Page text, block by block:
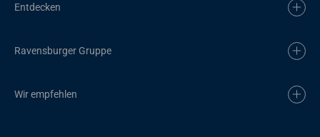
Entdecken
Ravensburger Gruppe
Wir empfehlen